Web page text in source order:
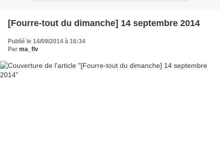
[Fourre-tout du dimanche] 14 septembre 2014
Publié le 14/09/2014 à 16:34
Par ma_flv